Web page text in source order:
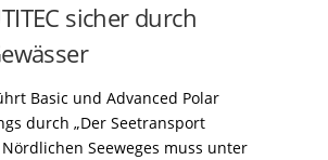
sicher durch
Basic und Advanced Polar
durch „Der Seetransport
Seeweges muss unter